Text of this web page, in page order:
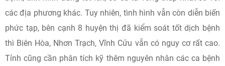
các địa phương khác. Tuy nhiên, tình hình vẫn còn diễn biến
phức tạp, bên cạnh 8 huyện thị đã kiểm soát tốt dịch bệnh
thì Biên Hòa, Nhơn Trạch, Vĩnh Cửu vẫn có nguy cơ rất cao.
Tỉnh cũng cần phân tích kỹ thêm nguyên nhân các ca bệnh